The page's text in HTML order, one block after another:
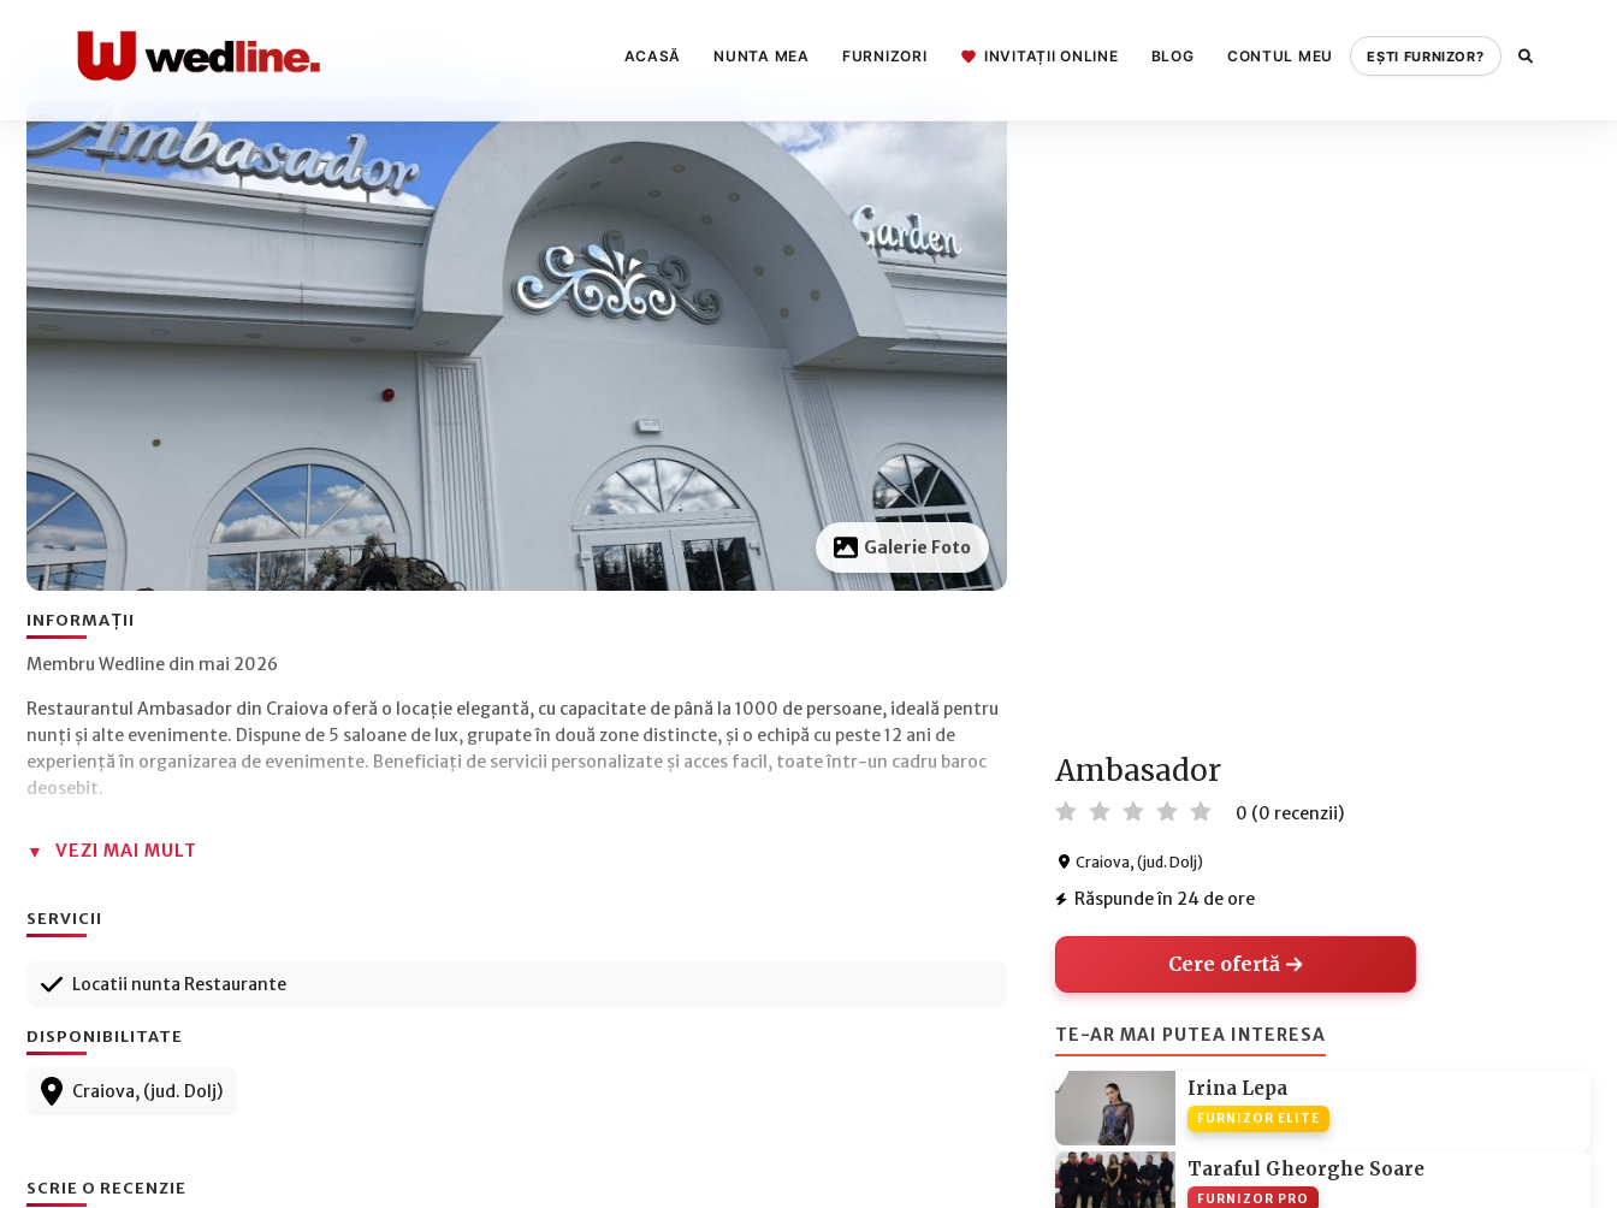
ACASĂ NUNTA MEA FURNIZORI INVITAȚII ONLINE BLOG CONTUL MEU EȘTI FURNIZOR?
/ Locatii nunta Restaurante
Galerie Foto
Ambasador
0 (0 recenzii)
Craiova, (jud. Dolj)
Răspunde în 24 de ore
Cere ofertă
TE-AR MAI PUTEA INTERESA
Irina Lepa
FURNIZOR ELITE
Taraful Gheorghe Soare
FURNIZOR PRO
INFORMAȚII
Membru Wedline din mai 2026
Restaurantul Ambasador din Craiova oferă o locație elegantă, cu capacitate de până la 1000 de persoane, ideală pentru
nunți și alte evenimente. Dispune de 5 saloane de lux, grupate în două zone distincte, și o echipă cu peste 12 ani de
experiență în organizarea de evenimente. Beneficiați de servicii personalizate și acces facil, toate într-un cadru baroc
deosebit.
VEZI MAI MULT
SERVICII
Locatii nunta Restaurante
DISPONIBILITATE
Craiova, (jud. Dolj)
SCRIE O RECENZIE